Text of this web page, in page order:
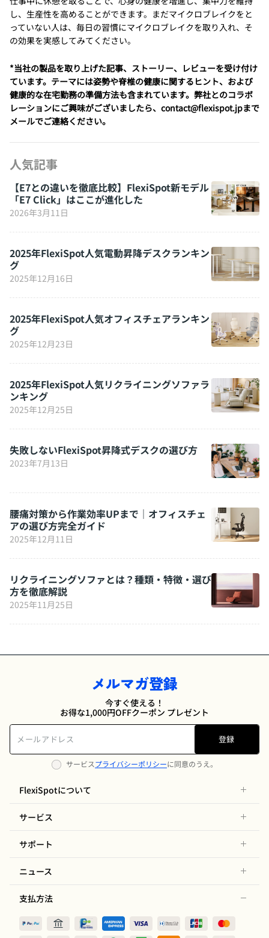
し、生産性を高めることができます。まだマイクロブレイクをと
っていない人は、毎日の習慣にマイクロブレイクを取り入れ、そ
の効果を実感してみてください。
*当社の製品を取り上げた記事、ストーリー、レビューを受け付け
ています。テーマには姿勢や脊椎の健康に関するヒント、および
健康的な在宅勤務の準備方法も含まれています。弊社とのコラボ
レーションにご興味がございましたら、contact@flexispot.jpまで
メールでご連絡ください。
人気記事
【E7との違いを徹底比較】FlexiSpot新モデル
「E7 Click」はここが進化した
2026年3月11日
2025年FlexiSpot人気電動昇降デスクランキン
グ
2025年12月16日
2025年FlexiSpot人気オフィスチェアランキン
グ
2025年12月23日
2025年FlexiSpot人気リクライニングソファラ
ンキング
2025年12月25日
失敗しないFlexiSpot昇降式デスクの選び方
2023年7月13日
腰痛対策から作業効率UPまで｜オフィスチェ
アの選び方完全ガイド
2025年12月11日
リクライニングソファとは？種類・特徴・選び
方を徹底解説
2025年11月25日
メルマガ登録
今すぐ使える！
お得な1,000円OFFクーポン プレゼント
登録
サービスプライバシーポリシーに同意のうえ。
FlexiSpotについて
サービス
サポート
ニュース
支払方法